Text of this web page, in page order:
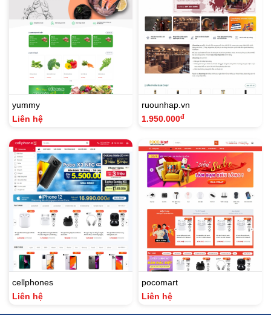
yummy
Liên hệ
ruounhap.vn
1.950.000đ
cellphones
Liên hệ
pocomart
Liên hệ